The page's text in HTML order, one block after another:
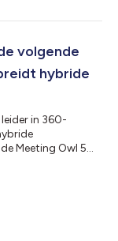
het met een
en full
volgende
hybride
in 360-
Meeting Owl 5
organisaties en
ervaring met één